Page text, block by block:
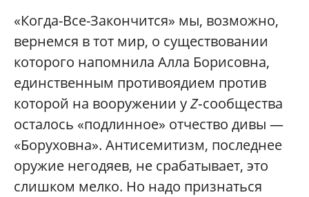
«Когда-Все-Закончится» мы, возможно,
вернемся в тот мир, о существовании
которого напомнила Алла Борисовна,
единственным противоядием против
которой на вооружении уZ‑сообщества
осталось «подлинное» отчество дивы —
«Боруховна». Антисемитизм, последнее
оружие негодяев, не срабатывает, это
слишком мелко. Но надо признаться